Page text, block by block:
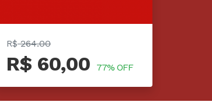
R$264.00
R$ 60,00 77% OFF